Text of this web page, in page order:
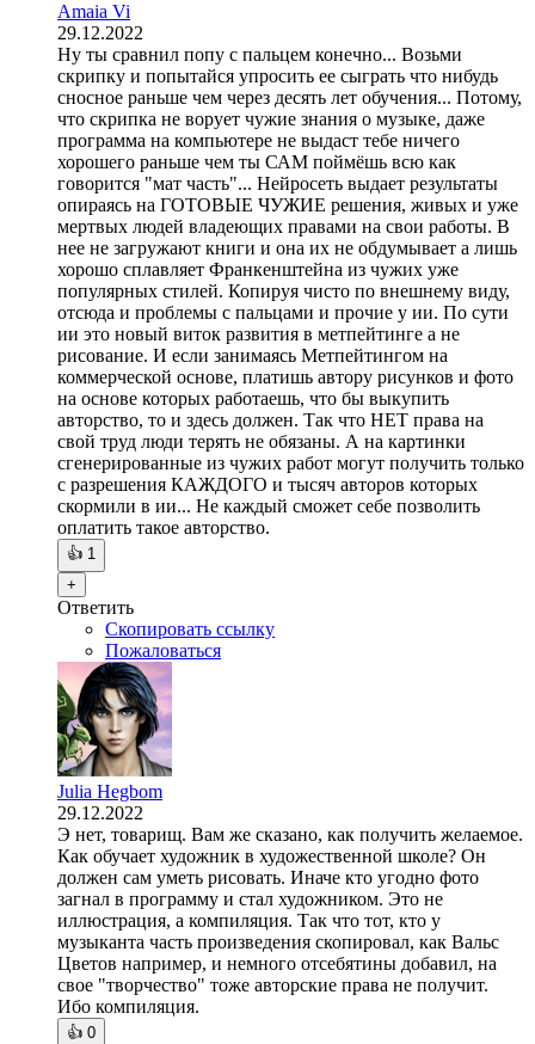
Amaia Vi
29.12.2022
Ну ты сравнил попу с пальцем конечно... Возьми
скрипку и попытайся упросить ее сыграть что нибудь
сносное раньше чем через десять лет обучения... Потому,
что скрипка не ворует чужие знания о музыке, даже
программа на компьютере не выдаст тебе ничего
хорошего раньше чем ты САМ поймёшь всю как
говорится "мат часть"... Нейросеть выдает результаты
опираясь на ГОТОВЫЕ ЧУЖИЕ решения, живых и уже
мертвых людей владеющих правами на свои работы. В
нее не загружают книги и она их не обдумывает а лишь
хорошо сплавляет Франкенштейна из чужих уже
популярных стилей. Копируя чисто по внешнему виду,
отсюда и проблемы с пальцами и прочие у ии. По сути
ии это новый виток развития в метпейтинге а не
рисование. И если занимаясь Метпейтингом на
коммерческой основе, платишь автору рисунков и фото
на основе которых работаешь, что бы выкупить
авторство, то и здесь должен. Так что НЕТ права на
свой труд люди терять не обязаны. А на картинки
сгенерированные из чужих работ могут получить только
с разрешения КАЖДОГО и тысяч авторов которых
скормили в ии... Не каждый сможет себе позволить
оплатить такое авторство.
👍 1
+
Ответить
Скопировать ссылку
Пожаловаться
Julia Hegbom
29.12.2022
Э нет, товарищ. Вам же сказано, как получить желаемое.
Как обучает художник в художественной школе? Он
должен сам уметь рисовать. Иначе кто угодно фото
загнал в программу и стал художником. Это не
иллюстрация, а компиляция. Так что тот, кто у
музыканта часть произведения скопировал, как Вальс
Цветов например, и немного отсебятины добавил, на
свое "творчество" тоже авторские права не получит.
Ибо компиляция.
👍 0